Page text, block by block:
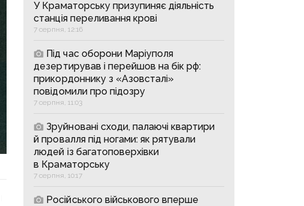
У Краматорську призупиняє діяльність
станція переливання крові
7 серпня, 12:16
Під час оборони Маріуполя
дезертирував і перейшов на бік рф:
прикордоннику з «Азовсталі»
повідомили про підозру
7 серпня, 11:03
Зруйновані сходи, палаючі квартири
й провалля під ногами: як рятували
людей із багатоповерхівки
в Краматорську
7 серпня, 10:17
Російського військового вперше